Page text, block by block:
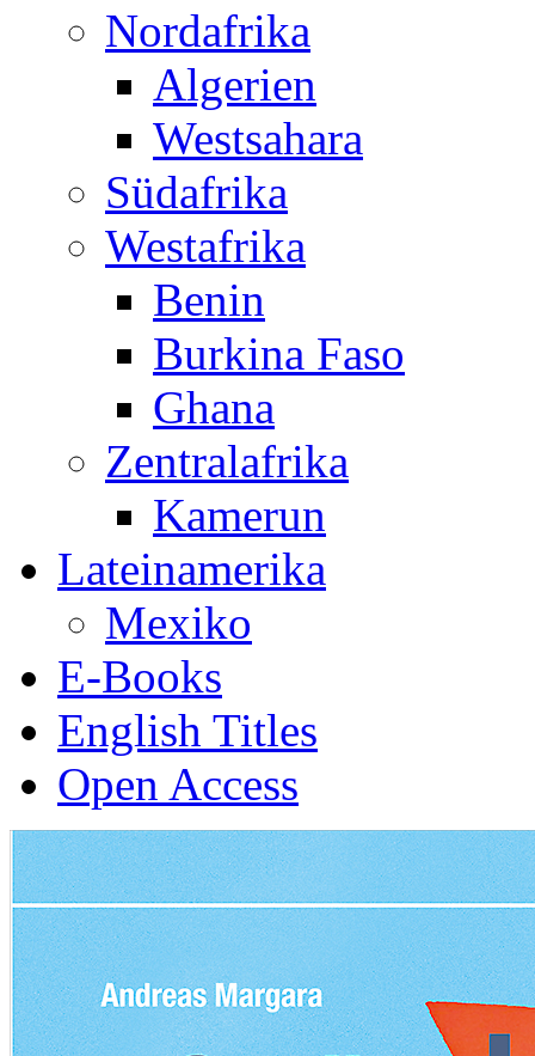
Nordafrika
Algerien
Westsahara
Südafrika
Westafrika
Benin
Burkina Faso
Ghana
Zentralafrika
Kamerun
Lateinamerika
Mexiko
E-Books
English Titles
Open Access